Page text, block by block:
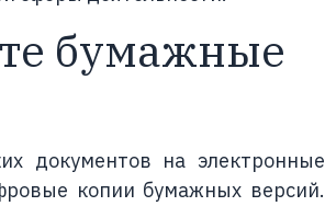
бумажные
документов на электронные
копии бумажных версий.